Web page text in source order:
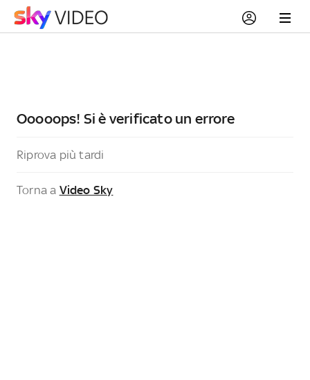
Ooooops! Si è verificato un errore
Riprova più tardi
Torna a Video Sky